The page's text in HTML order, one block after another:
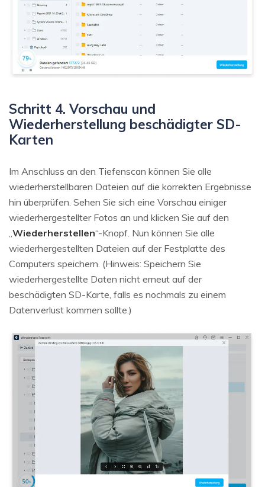
Schritt 4. Vorschau und
Wiederherstellung beschädigter SD-
Karten
Im Anschluss an den Tiefenscan können Sie alle
wiederherstellbaren Dateien auf die korrekten Ergebnisse
hin überprüfen. Sehen Sie sich eine Vorschau einiger
wiederhergestellter Fotos an und klicken Sie auf den
Wiederherstellen“-Knopf. Nun können Sie alle
wiederhergestellten Dateien auf der Festplatte des
Computers speichern. (Hinweis: Speichern Sie
wiederhergestellte Daten nicht erneut auf der
beschädigten SD-Karte, falls es nochmals zu einem
Datenverlust kommen sollte.)